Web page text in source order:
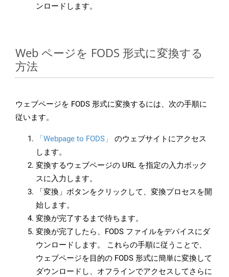
ンロードします。
Web ページを FODS 形式に変換する
方法
ウェブページを FODS 形式に変換するには、次の手順に
従います。
「Webpage to FODS」
のウェブサイトにアクセス
します。
変換するウェブページの URL を指定の入力ボック
スに入力します。
「変換」ボタンをクリックして、変換プロセスを開
始します。
変換が完了するまで待ちます。
変換が完了したら、FODS ファイルをデバイスにダ
ウンロードします。 これらの手順に従うことで、
ウェブページを目的の FODS 形式に簡単に変換して
ダウンロードし、オフラインでアクセスしてさらに